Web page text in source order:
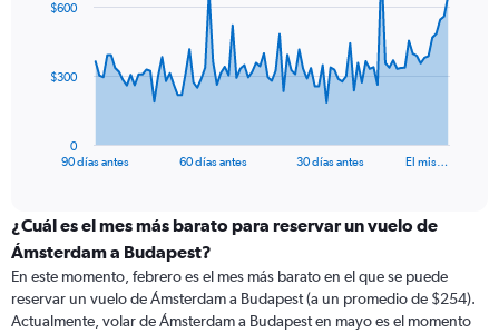
data
The
categories.
Range:
categories.
The
90 días antes 60 días antes 30 días antes El mis…
0
$300
$600
¿Cuál es el mes más barato para reservar un vuelo de
Ámsterdam a Budapest?
En este momento, febrero es el mes más barato en el que se puede
reservar un vuelo de Ámsterdam a Budapest (a un promedio de $254).
Actualmente, volar de Ámsterdam a Budapest en mayo es el momento